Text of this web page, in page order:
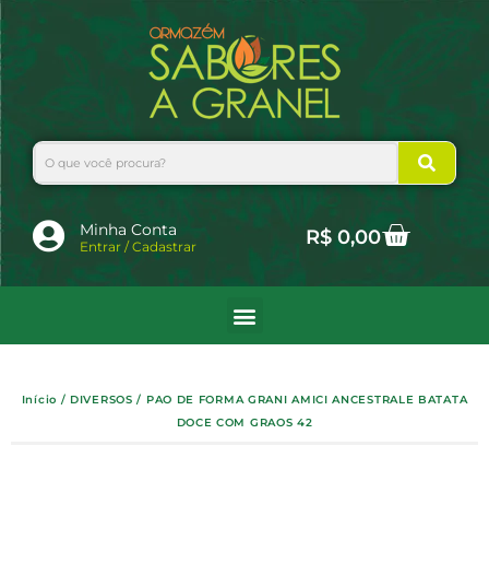
para
o
conteúdo
Search
Minha Conta
Entrar / Cadastrar R$0,00Cart
Início / DIVERSOS / PAO DE FORMA GRANI AMICI ANCESTRALE BATATA
DOCE COM GRAOS 42